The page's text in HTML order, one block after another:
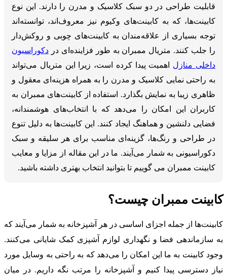
قابلیت طراحی در دو سبک کلاسیک و مدرن را دارند. این نوع
کابینت‌ها، که به کابینت‌های وکیوم نیز معروف‌اند، توانسته‌اند
توجه بسیاری از علاقه‌مندان به کابینت‌های چوبی و روکش‌دار
را جلب کنند. متریال ممبران به طور فزاینده‌ای در دکوراسیون
داخلی منازل اهمیت پیدا کرده است، زیرا این متریال می‌تواند
به راحتی نمایی کلاسیک و مدرن را به همراه هزینه‌ای معقول و
ظاهری زیبا به نمایش بگذارد. استفاده از کابینت‌های ممبران به
کاربران این امکان را می‌دهد که با انتخاب‌های هوشمندانه،
فضایی دلنشین و هماهنگ ایجاد کنند. این کابینت‌ها به دلیل تنوع
در طراحی و رنگ‌ها، گزینه‌ای مناسب برای هر سلیقه و سبک
دکوراسیونی به شمار می‌آیند. ما در این مقاله از مزایا و معایب
کابینت ممبران می گوییم تا بتوانید انتخاب بهتری داشته باشید.
کابینت ممبران چیست؟
کابینت‌ها از جمله اجزای اساسی در هر آشپزخانه به شمار می‌آیند که
به سازماندهی فضا و نگهداری لوازم آشپزی کمک شایانی می‌کنند.
وجود کابینت به ما این امکان را می‌دهد که به راحتی به وسایل مورد
نیاز دسترسی پیدا کنیم و آشپزخانه را مرتب نگه داریم. در میان